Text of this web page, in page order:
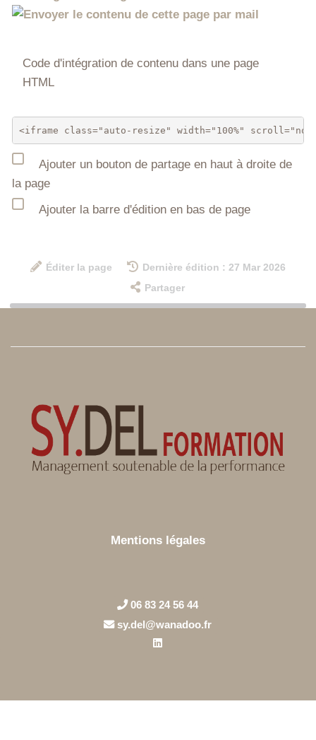
Code d'intégration de contenu dans une page
HTML
Ajouter un bouton de partage en haut à droite de
la page
Ajouter la barre d'édition en bas de page
Éditer la page
Dernière édition : 27 Mar 2026
Partager
Mentions légales
06 83 24 56 44
sy.del@wanadoo.fr